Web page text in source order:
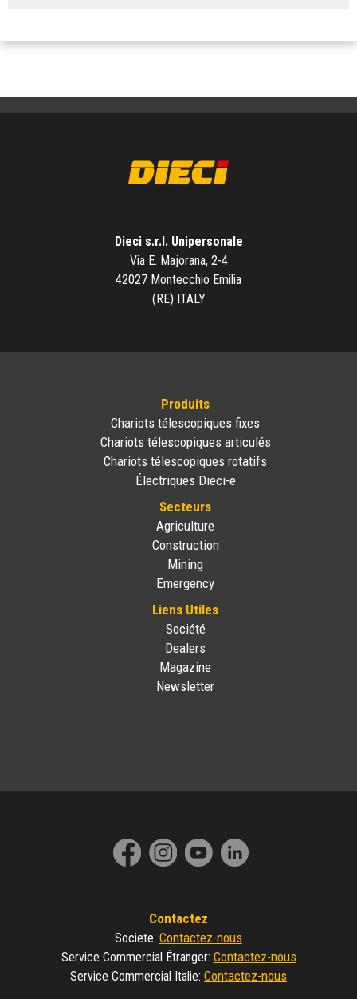
Dieci s.r.l. Unipersonale
Via E. Majorana, 2-4
42027 Montecchio Emilia
(RE) ITALY
Produits
Chariots télescopiques fixes
Chariots télescopiques articulés
Chariots télescopiques rotatifs
Électriques Dieci-e
Secteurs
Agriculture
Construction
Mining
Emergency
Liens Utiles
Société
Dealers
Magazine
Newsletter
Contactez
Societe: Contactez-nous
Service Commercial Étranger: Contactez-nous
Service Commercial Italie: Contactez-nous